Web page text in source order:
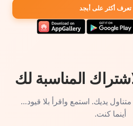
تعرف أكثر على أبجد
المناسبة لك
يديك. استمع واقرأ بلا قيود…
أينما كنت.